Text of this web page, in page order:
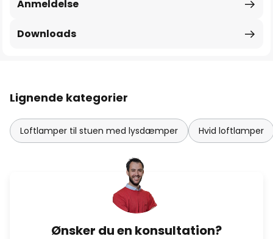
Anmeldelse
Downloads
Lignende kategorier
Loftlamper til stuen med lysdæmper Hvid loftlamper
Ønsker du en konsultation?